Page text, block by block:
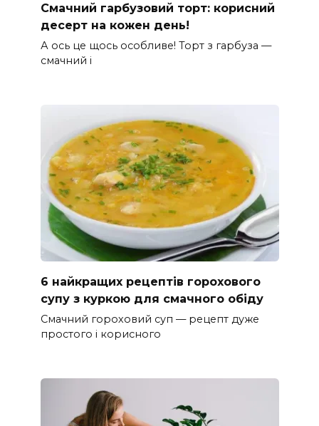
Смачний гарбузовий торт: корисний
десерт на кожен день!
А ось це щось особливе! Торт з гарбуза —
смачний і
6 найкращих рецептів горохового
супу з куркою для смачного обіду
Смачний гороховий суп — рецепт дуже
простого і корисного